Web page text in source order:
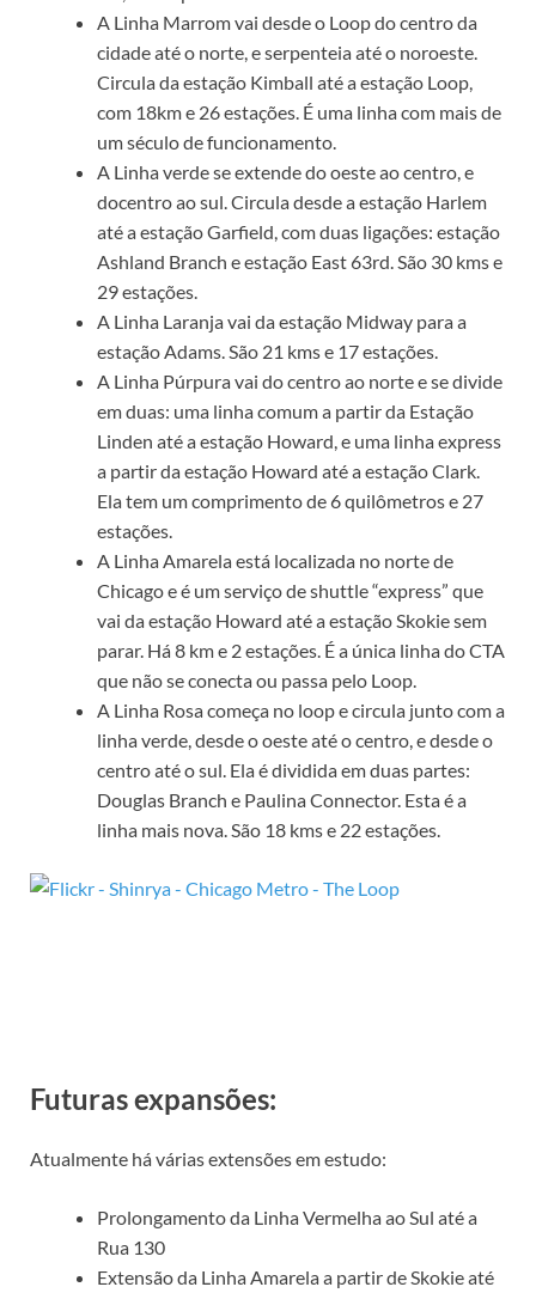
A Linha Marrom vai desde o Loop do centro da
cidade até o norte, e serpenteia até o noroeste.
Circula da estação Kimball até a estação Loop,
com 18km e 26 estações. É uma linha com mais de
um século de funcionamento.
A Linha verde se extende do oeste ao centro, e
docentro ao sul. Circula desde a estação Harlem
até a estação Garfield, com duas ligações: estação
Ashland Branch e estação East 63rd. São 30 kms e
29 estações.
A Linha Laranja vai da estação Midway para a
estação Adams. São 21 kms e 17 estações.
A Linha Púrpura vai do centro ao norte e se divide
em duas: uma linha comum a partir da Estação
Linden até a estação Howard, e uma linha express
a partir da estação Howard até a estação Clark.
Ela tem um comprimento de 6 quilômetros e 27
estações.
A Linha Amarela está localizada no norte de
Chicago e é um serviço de shuttle “express” que
vai da estação Howard até a estação Skokie sem
parar. Há 8 km e 2 estações. É a única linha do CTA
que não se conecta ou passa pelo Loop.
A Linha Rosa começa no loop e circula junto com a
linha verde, desde o oeste até o centro, e desde o
centro até o sul. Ela é dividida em duas partes:
Douglas Branch e Paulina Connector. Esta é a
linha mais nova. São 18 kms e 22 estações.
Futuras expansões:
Atualmente há várias extensões em estudo:
Prolongamento da Linha Vermelha ao Sul até a
Rua 130
Extensão da Linha Amarela a partir de Skokie até